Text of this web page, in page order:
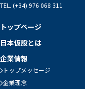
TEL. (+34) 976 068 311
トップページ
日本仮設とは
企業情報
トップメッセージ
企業理念